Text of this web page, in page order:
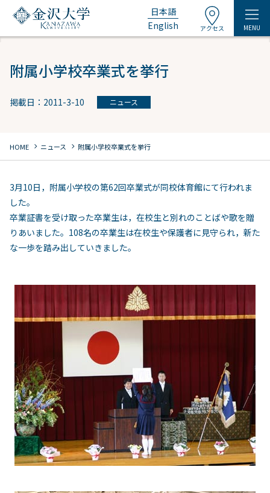
日本語
English
アクセス MENU
附属小学校卒業式を挙行
掲載日：2011-3-10 ニュース
HOME chevron_right ニュース chevron_right 附属小学校卒業式を挙行
3月10日，附属小学校の第62回卒業式が同校体育館にて行われま
した。
卒業証書を受け取った卒業生は，在校生と別れのことばや歌を贈
りあいました。108名の卒業生は在校生や保護者に見守られ，新た
な一歩を踏み出していきました。